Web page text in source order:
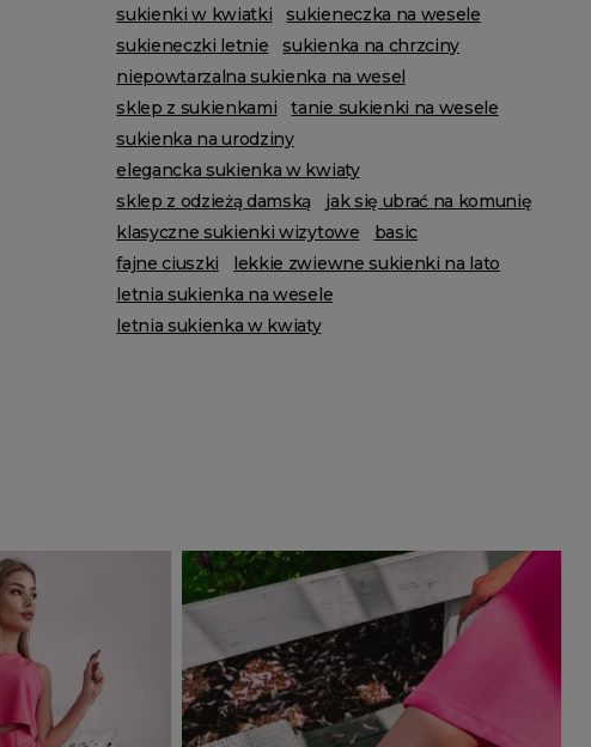
sukienki w kwiatki
sukieneczka na wesele
sukieneczki letnie
sukienka na chrzciny
niepowtarzalna sukienka na wesel
sklep z sukienkami
tanie sukienki na wesele
sukienka na urodziny
elegancka sukienka w kwiaty
sklep z odzieżą damską
jak się ubrać na komunię
klasyczne sukienki wizytowe
basic
fajne ciuszki
lekkie zwiewne sukienki na lato
letnia sukienka na wesele
letnia sukienka w kwiaty